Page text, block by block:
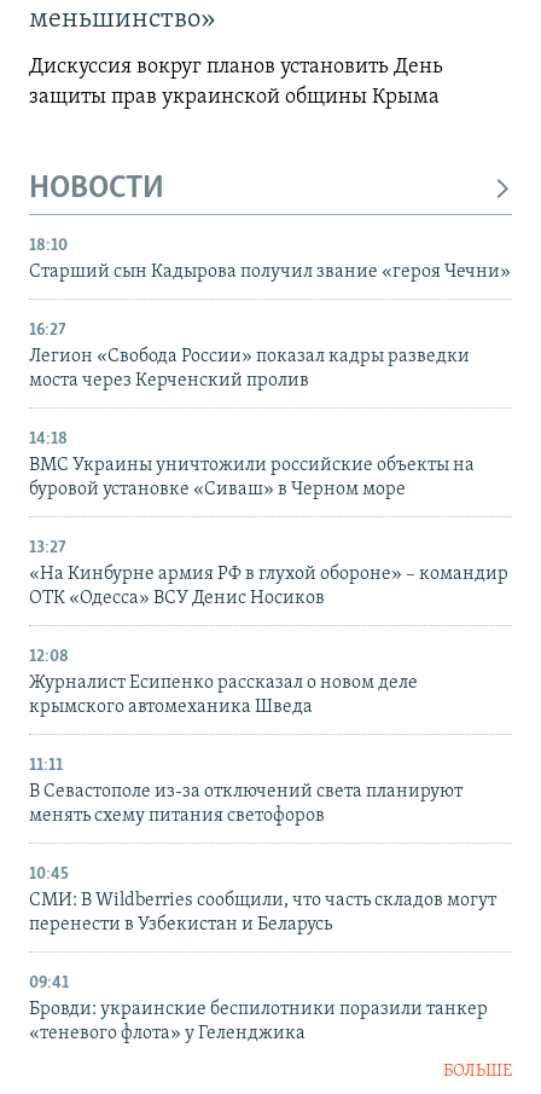
меньшинство»
Дискуссия вокруг планов установить День
защиты прав украинской общины Крыма
НОВОСТИ
18:10
Старший сын Кадырова получил звание «героя Чечни»
16:27
Легион «Свобода России» показал кадры разведки
моста через Керченский пролив
14:18
ВМС Украины уничтожили российские объекты на
буровой установке «Сиваш» в Черном море
13:27
«На Кинбурне армия РФ в глухой обороне» – командир
ОТК «Одесса» ВСУ Денис Носиков
12:08
Журналист Есипенко рассказал о новом деле
крымского автомеханика Шведа
11:11
В Севастополе из-за отключений света планируют
менять схему питания светофоров
10:45
СМИ: В Wildberries сообщили, что часть складов могут
перенести в Узбекистан и Беларусь
09:41
Бровди: украинские беспилотники поразили танкер
«теневого флота» у Геленджика
БОЛЬШЕ